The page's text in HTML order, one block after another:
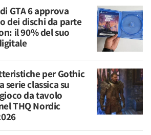
GTA 6 approva
dei dischi da parte
il 90% del suo
per Gothic
serie classica su
da tavolo
THQ Nordic